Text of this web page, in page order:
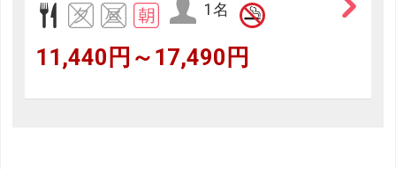
1名
11,440円～17,490円